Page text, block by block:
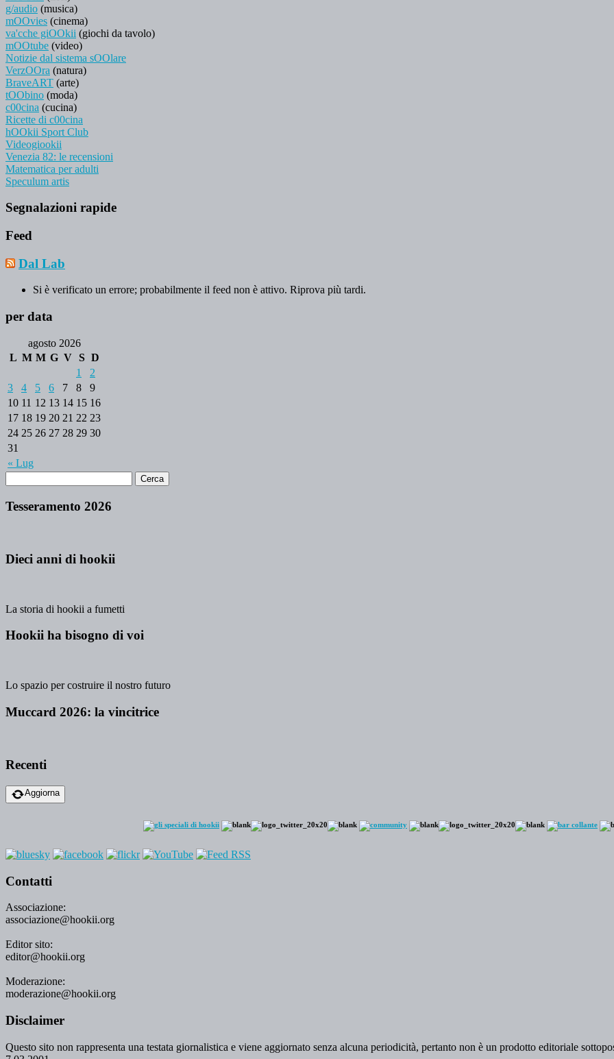
g/audio (musica)
mOOvies (cinema)
va'cche giOOkii (giochi da tavolo)
mOOtube (video)
Notizie dal sistema sOOlare
VerzOOra (natura)
BraveART (arte)
tOObino (moda)
c00cina (cucina)
Ricette di c00cina
hOOkii Sport Club
Videogiookii
Venezia 82: le recensioni
Matematica per adulti
Speculum artis
Segnalazioni rapide
Feed
Dal Lab
Si è verificato un errore; probabilmente il feed non è attivo. Riprova più tardi.
per data
agosto 2026
L M M G V S D
« Lug
1
2
3
4 5 6 7 8
9
10 11 12 13 14 15 16
17 18 19 20 21 22 23
24 25 26 27 28 29 30
31
Tesseramento 2026
Dieci anni di hookii
La storia di hookii a fumetti
Hookii ha bisogno di voi
Lo spazio per costruire il nostro futuro
Muccard 2026: la vincitrice
Recenti
Aggiorna
Contatti
Associazione:
associazione@hookii.org
Editor sito:
editor@hookii.org
Moderazione:
moderazione@hookii.org
Disclaimer
Questo sito non rappresenta una testata giornalistica e viene aggiornato senza alcuna periodicità, pertanto non è un prodotto editoriale